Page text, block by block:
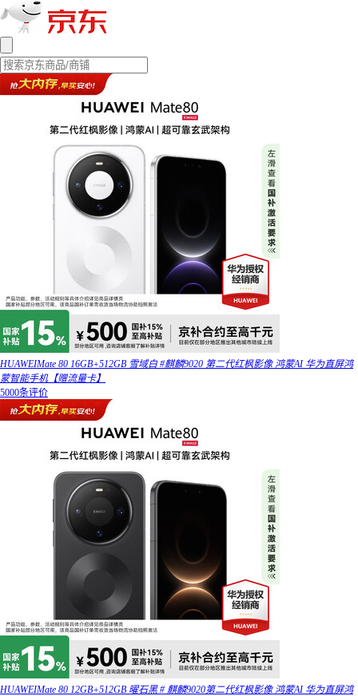
HUAWEIMate 80 16GB+512GB 雪域白 #麒麟9020 第二代红枫影像 鸿蒙AI 华为直屏鸿
蒙智能手机【赠流量卡】
5000条评价
HUAWEIMate 80 12GB+512GB 曜石黑 # 麒麟9020第二代红枫影像 鸿蒙AI 华为直屏鸿